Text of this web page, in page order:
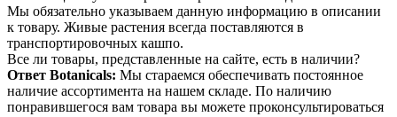
Мы обязательно указываем данную информацию в описании
к товару. Живые растения всегда поставляются в
транспортировочных кашпо.
Все ли товары, представленные на сайте, есть в наличии?
Ответ Botanicals: Мы стараемся обеспечивать постоянное
наличие ассортимента на нашем складе. По наличию
понравившегося вам товара вы можете проконсультироваться